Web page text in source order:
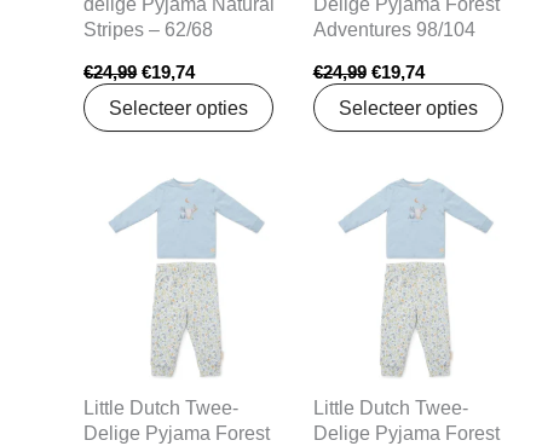
Stripes – 62/68
€24,99 €19,74
Selecteer opties
Adventures 98/104
€24,99 €19,74
Selecteer opties
Little Dutch Twee-
Delige Pyjama Forest
Oorspronkelijke
prijs
Huidige
prijs
€19,74.
Little Dutch Twee-
Delige Pyjama Forest
Oorspronkelijke
prijs
€24,99.
Huidige
prijs
€19,74.